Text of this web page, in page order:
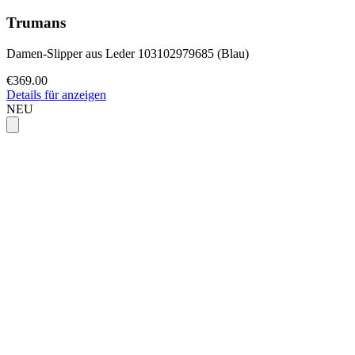
Trumans
Damen-Slipper aus Leder 103102979685 (Blau)
€369.00
Details für anzeigen
NEU